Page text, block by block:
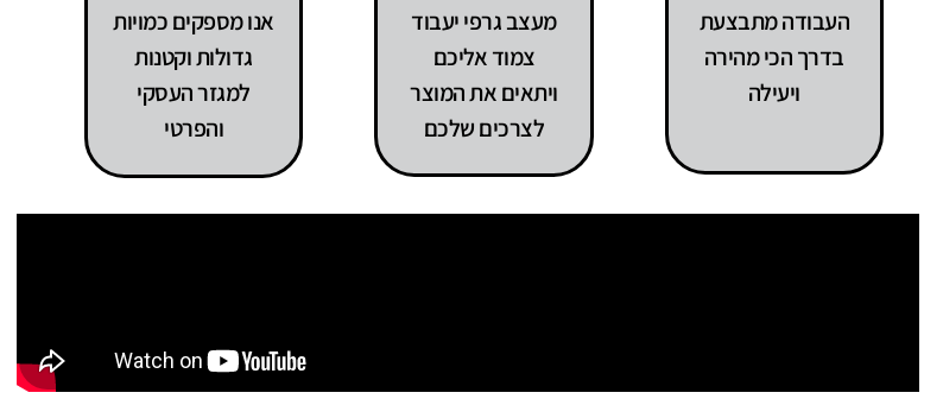
העבודה מתבצעת
בדרך הכי מהירה
ויעילה
מעצב גרפי יעבוד
צמוד אליכם
ויתאים את המוצר
לצרכים שלכם
אנו מספקים כמויות
גדולות וקטנות
למגזר העסקי
והפרטי